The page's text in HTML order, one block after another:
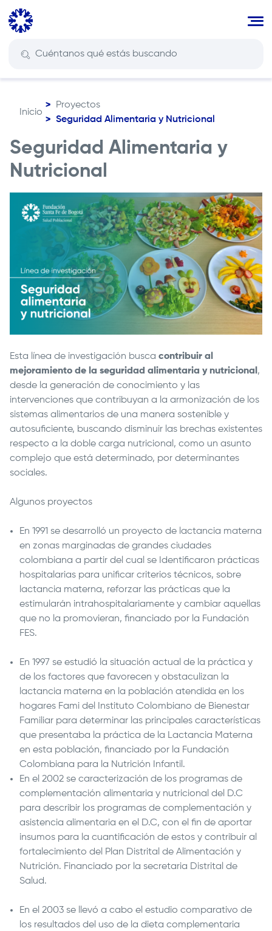
Pasar
principal
navegación
Inicio
Proyectos
Seguridad Alimentaria y Nutricional
Seguridad Alimentaria y
Nutricional
Esta línea de investigación busca contribuir al
mejoramiento de la seguridad alimentaria y nutricional ,
desde la generación de conocimiento y las
intervenciones que contribuyan a la armonización de los
sistemas alimentarios de una manera sostenible y
autosuficiente, buscando disminuir las brechas existentes
respecto a la doble carga nutricional, como un asunto
complejo que está determinado, por determinantes
sociales.
Algunos proyectos
En 1991 se desarrolló un proyecto de lactancia materna
en zonas marginadas de grandes ciudades
colombiana a partir del cual se Identificaron prácticas
hospitalarias para unificar criterios técnicos, sobre
lactancia materna, reforzar las prácticas que la
estimularán intrahospitalariamente y cambiar aquellas
que no la promovieran, financiado por la Fundación
FES.
En 1997 se estudió la situación actual de la práctica y
de los factores que favorecen y obstaculizan la
lactancia materna en la población atendida en los
hogares Fami del Instituto Colombiano de Bienestar
Familiar para determinar las principales características
que presentaba la práctica de la Lactancia Materna
en esta población, financiado por la Fundación
Colombiana para la Nutrición Infantil.
En el 2002 se caracterización de los programas de
complementación alimentaria y nutricional del D.C
para describir los programas de complementación y
asistencia alimentaria en el D.C, con el fin de aportar
insumos para la cuantificación de estos y contribuir al
fortalecimiento del Plan Distrital de Alimentación y
Nutrición. Financiado por la secretaria Distrital de
Salud.
En el 2003 se llevó a cabo el estudio comparativo de
los resultados del uso de la dieta complementaria